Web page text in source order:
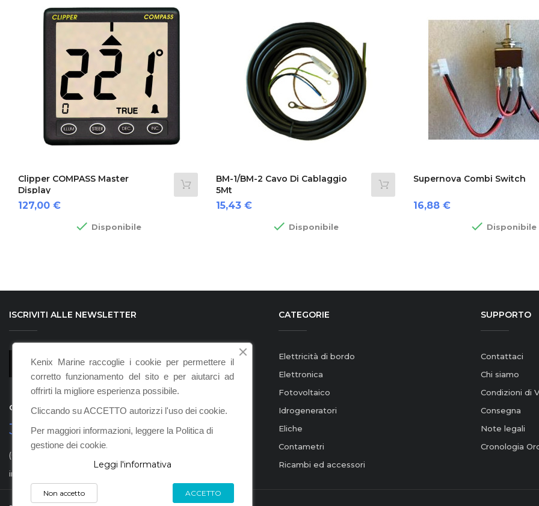
Clipper COMPASS Master
Display
Prezzo
127,00 €
 Disponibile
BM-1/BM-2 Cavo Di Cablaggio
5Mt
Prezzo
15,43 €
 Disponibile
Supernova Combi Switch
Prezzo
16,88 €
 Disponibile
ISCRIVITI ALLE NEWSLETTER
CHIAMACI
347 3607240
(Ore 9:00 - 18:00, dal Lunedì al Sabato)
info@kenixmarine.com
CATEGORIE
Elettricità di bordo
Elettronica
Fotovoltaico
Idrogeneratori
Eliche
Contametri
Ricambi ed accessori
SUPPORTO
Contattaci
Chi siamo
Condizioni di
Consegna
Note legali
Cronologia
Kenix Marine raccoglie i cookie per permettere il
corretto funzionamento del sito e per aiutarci ad
offrirti la migliore esperienza possibile.
Cliccando su ACCETTO autorizzi l'uso dei cookie.
Per maggiori informazioni, leggere la Politica di
gestione dei cookie.
Leggi l'informativa
ACCETTO
Non accetto